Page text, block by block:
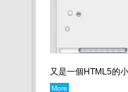
又是一個HTML5的
More